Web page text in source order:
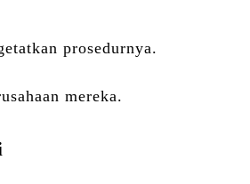
prosedurnya.
mereka.